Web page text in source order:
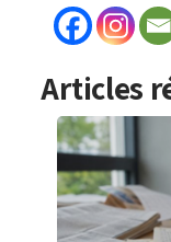
Articles